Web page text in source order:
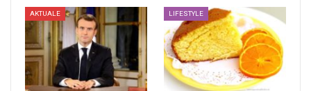
AKTUALE LIFESTYLE